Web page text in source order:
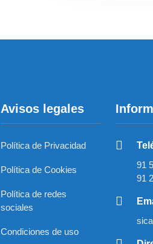
Avisos legales
Política de Privacidad
Política de Cookies
Política de redes
sociales
Condiciones de uso
91
91